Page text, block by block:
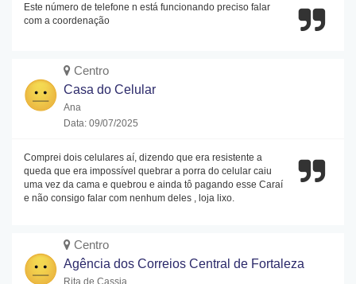
Este número de telefone n está funcionando preciso falar
com a coordenação
Centro
Casa do Celular
Ana
Data: 09/07/2025
Comprei dois celulares aí, dizendo que era resistente a
queda que era impossível quebrar a porra do celular caiu
uma vez da cama e quebrou e ainda tô pagando esse Caraí
e não consigo falar com nenhum deles , loja lixo.
Centro
Agência dos Correios Central de Fortaleza